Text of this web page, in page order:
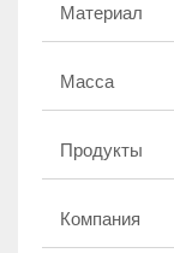
Материал
Масса
Продукты
Компания